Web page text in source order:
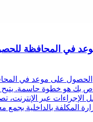
في المحافظة
الحصول على موعد في
بك هو خطوة حاسمة.
الإجراءات عبر الإنترنت،
المكلفة بالداخلية